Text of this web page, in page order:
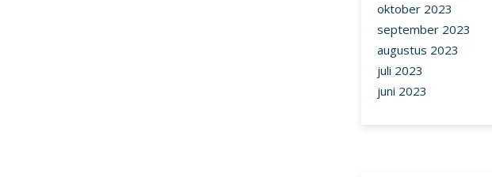
oktober 2023
september 2023
augustus 2023
juli 2023
juni 2023